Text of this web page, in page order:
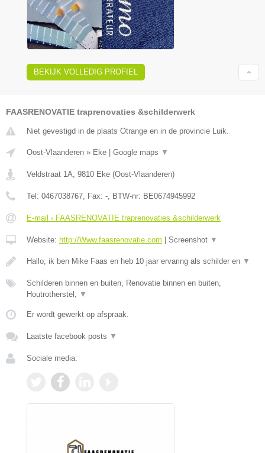
BEKIJK VOLLEDIG PROFIEL
FAASRENOVATIE traprenovaties &schilderwerk
Niet gevestigd in de plaats Otrange en in de provincie Luik.
Oost-Vlaanderen » Eke Google maps ▼
Veldstraat 1A, 9810 Eke (Oost-Vlaanderen)
Tel: 0467038767, Fax: -, BTW-nr: BE0674945992
E-mail › FAASRENOVATIE traprenovaties &schilderwerk
Website: http://Www.faasrenovatie.com Screenshot ▼
Hallo, ik ben Mike Faas en heb 10 jaar ervaring als schilder en ▼
Schilderen binnen en buiten, Renovatie binnen en buiten,
Houtrotherstel, ▼
Er wordt gewerkt op afspraak.
Laatste facebook posts ▼
Sociale media: